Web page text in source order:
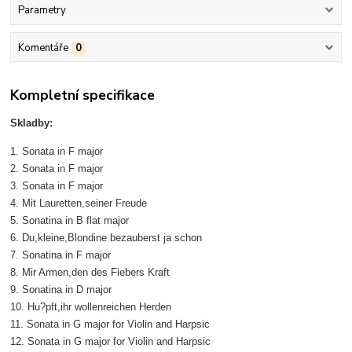
Parametry
Komentáře 0
Kompletní specifikace
Skladby:
1. Sonata in F major
2. Sonata in F major
3. Sonata in F major
4. Mit Lauretten,seiner Freude
5. Sonatina in B flat major
6. Du,kleine,Blondine bezauberst ja schon
7. Sonatina in F major
8. Mir Armen,den des Fiebers Kraft
9. Sonatina in D major
10. Hu?pft,ihr wollenreichen Herden
11. Sonata in G major for Violin and Harpsic
12. Sonata in G major for Violin and Harpsic